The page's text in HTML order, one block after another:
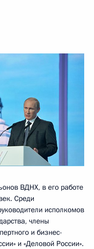
ВДНХ, в его работе
Среди
исполкомов
члены
и бизнес-
и «Деловой России».